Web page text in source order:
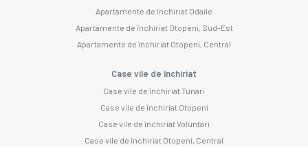
Apartamente de închiriat Odaile
Apartamente de închiriat Otopeni, Sud-Est
Apartamente de închiriat Otopeni, Central
Case vile de închiriat
Case vile de închiriat Tunari
Case vile de închiriat Otopeni
Case vile de închiriat Voluntari
Case vile de închiriat Otopeni, Central